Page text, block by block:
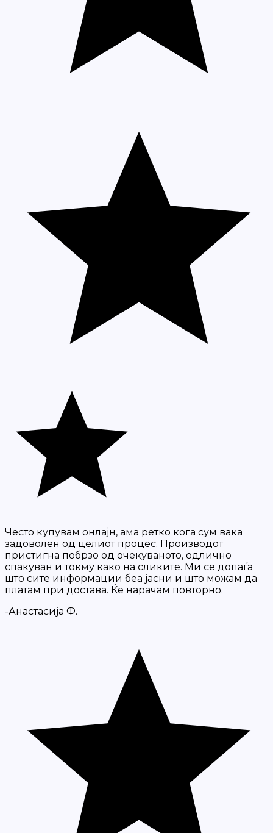
Често купувам онлајн, ама ретко кога сум вака
задоволен од целиот процес. Производот
пристигна побрзо од очекуваното, одлично
спакуван и токму како на сликите. Ми се допаѓа
што сите информации беа јасни и што можам да
платам при достава. Ќе нарачам повторно.
-Анастасија Ф.